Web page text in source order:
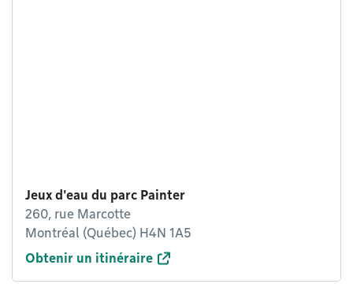
Jeux d'eau du parc Painter
260, rue Marcotte
Montréal (Québec) H4N 1A5
Obtenir un itinéraire